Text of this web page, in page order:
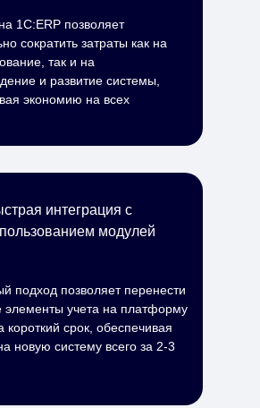
1С:ERP позволяет
сократить затраты как на
так и на
и развитие системы,
экономию на всех
интеграция с
модулей
подход позволяет перенести
элементы учета на платформу
короткий срок, обеспечивая
новую систему всего за 2-3